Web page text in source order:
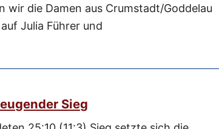
wir die Damen aus Crumstadt/Goddelau
Julia Führer und
Sieg